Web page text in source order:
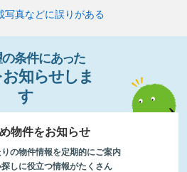
写真などに誤りがある
条件にあった
お知らせし ま
す
物件をお知らせ
の物件情報を定期的にご案内
しに役立つ情報がたくさん